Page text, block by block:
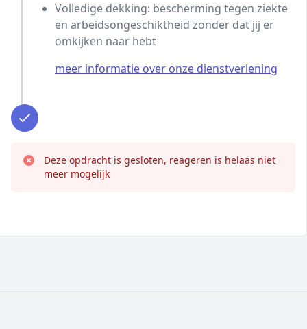
Volledige dekking: bescherming tegen ziekte
en arbeidsongeschiktheid zonder dat jij er
omkijken naar hebt
meer informatie over onze dienstverlening
Deze opdracht is gesloten, reageren is helaas niet
meer mogelijk